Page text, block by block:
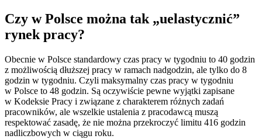
Czy w Polsce można tak „uelastycznić”
rynek pracy?
Obecnie w Polsce standardowy czas pracy w tygodniu to 40 godzin
z możliwością dłuższej pracy w ramach nadgodzin, ale tylko do 8
godzin w tygodniu. Czyli maksymalny czas pracy w tygodniu
w Polsce to 48 godzin. Są oczywiście pewne wyjątki zapisane
w Kodeksie Pracy i związane z charakterem różnych zadań
pracowników, ale wszelkie ustalenia z pracodawcą muszą
respektować zasadę, że nie można przekroczyć limitu 416 godzin
nadliczbowych w ciągu roku.